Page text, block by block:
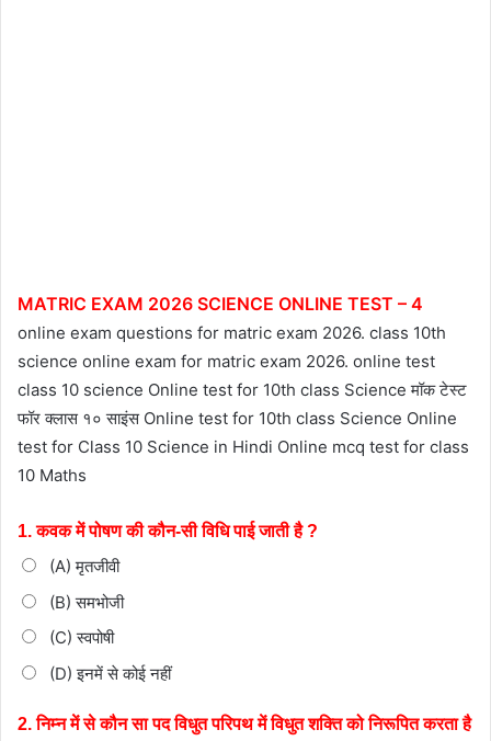
MATRIC EXAM 2026 SCIENCE ONLINE TEST – 4
online exam questions for matric exam 2026. class 10th
science online exam for matric exam 2026. online test
class 10 science Online test for 10th class Science मॉक टेस्ट
फॉर क्लास १० साइंस Online test for 10th class Science Online
test for Class 10 Science in Hindi Online mcq test for class
10 Maths
1. कवक में पोषण की कौन-सी विधि पाई जाती है ?
(A) मृतजीवी
(B) समभोजी
(C) स्वपोषी
(D) इनमें से कोई नहीं
2. निम्न में से कौन सा पद विधुत परिपथ में विधुत शक्ति को निरूपित करता है